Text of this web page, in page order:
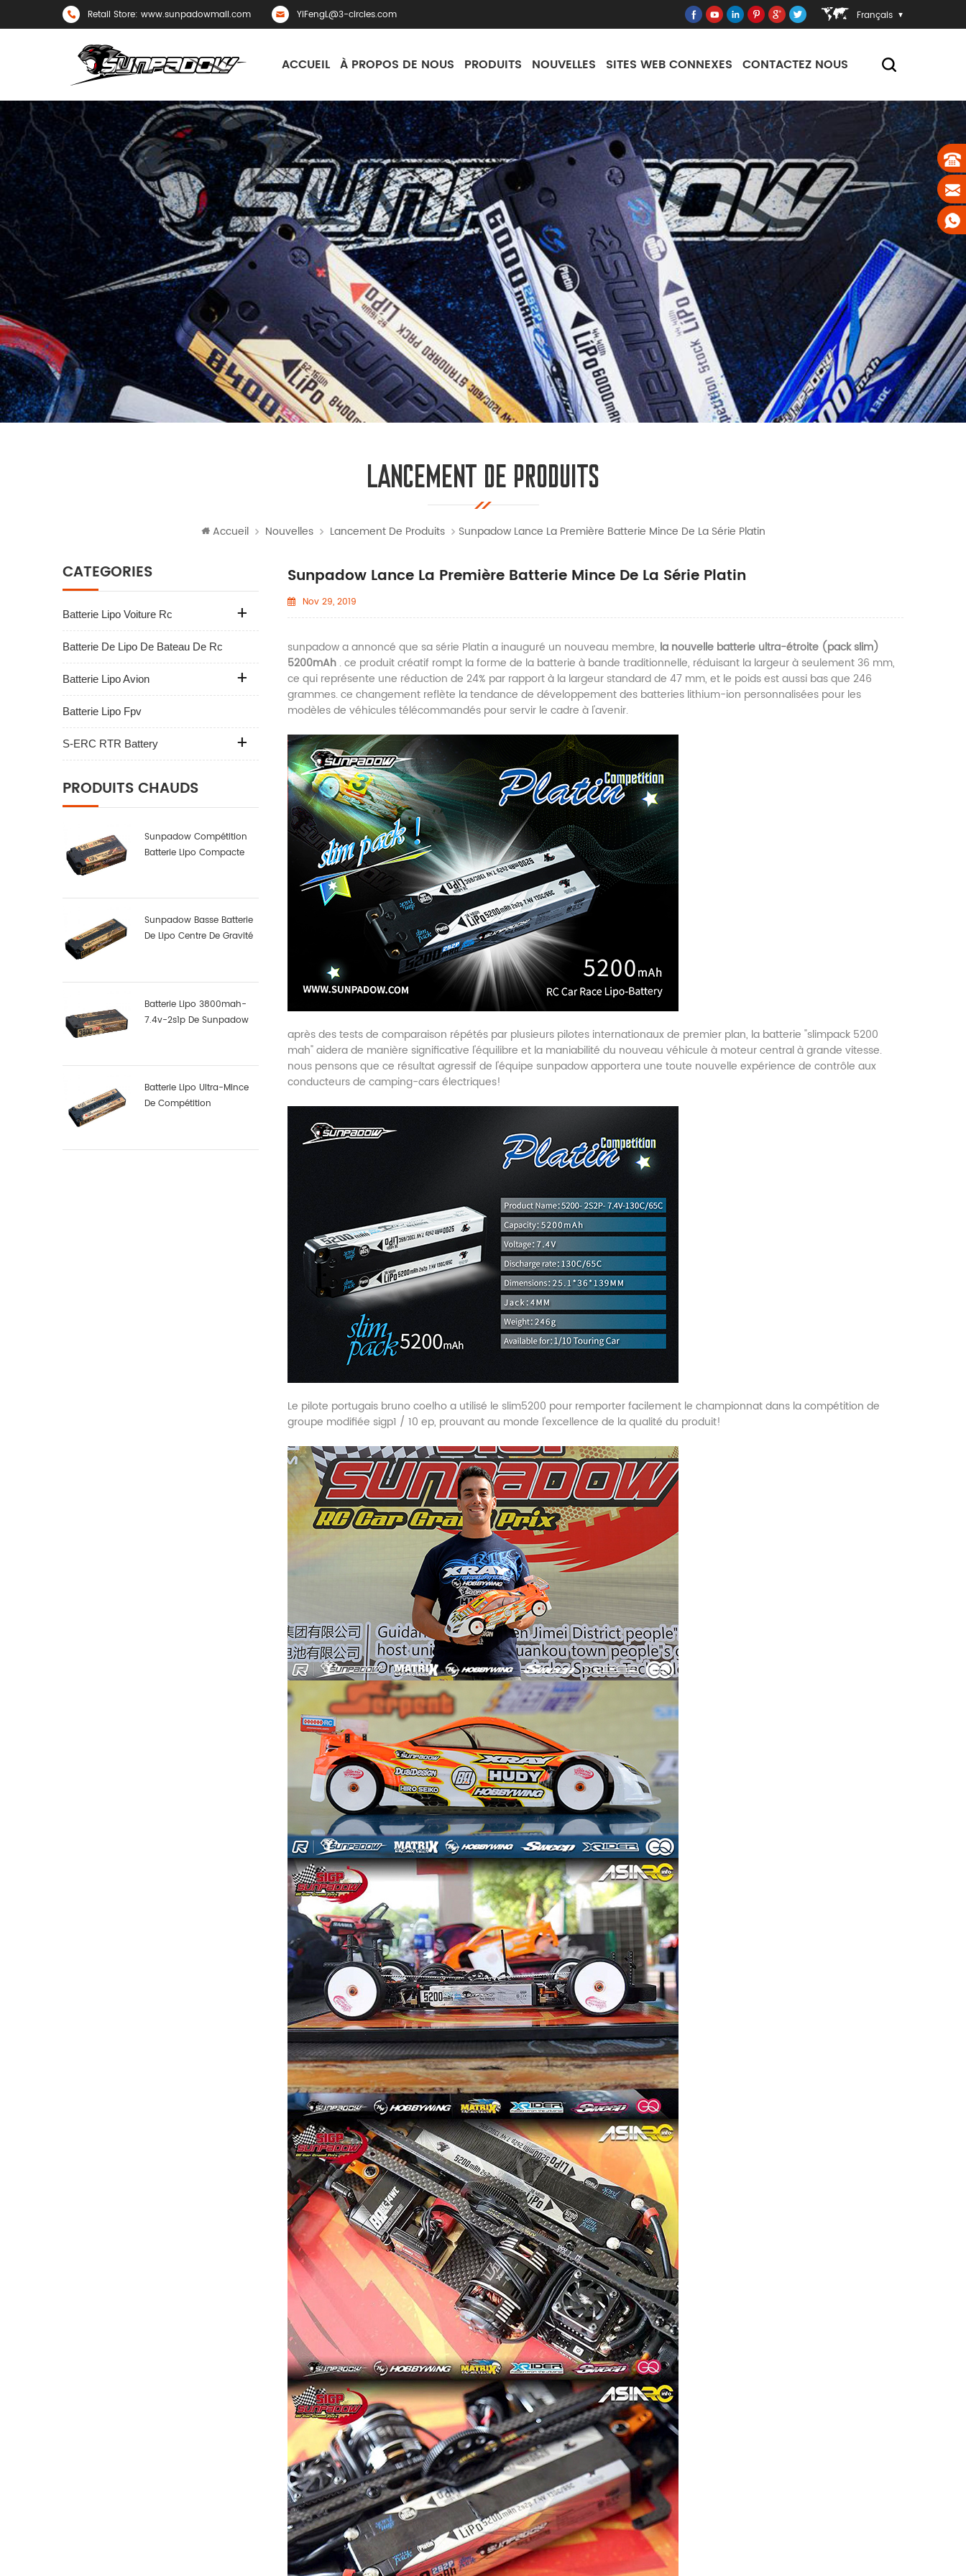
Retail Store: www.sunpadowmall.com YiFengL@3-circles.com Français
ACCUEIL À PROPOS DE NOUS PRODUITS NOUVELLES SITES WEB CONNEXES CONTACTEZ NOUS
LANCEMENT DE PRODUITS
Accueil Nouvelles Lancement De Produits Sunpadow Lance La Première Batterie Mince De La Série Platin
CATÉGORIES
Batterie Lipo Voiture Rc
Batterie De Lipo De Bateau De Rc
Batterie Lipo Avion
Batterie Lipo Fpv
S-ERC RTR Battery
PRODUITS CHAUDS
Sunpadow Compétition
Batterie Lipo Compacte
Sunpadow Basse Batterie
De Lipo Centre De Gravité
Batterie Lipo 3800mah-
7.4v-2s1p De Sunpadow
Batterie Lipo Ultra-Mince
De Compétition
Sunpadow Lance La Première Batterie Mince De La Série Platin
Nov 29, 2019
sunpadow a annoncé que sa série Platin a inauguré un nouveau membre, la nouvelle batterie ultra-étroite (pack slim)
5200mAh. ce produit créatif rompt la forme de la batterie à bande traditionnelle, réduisant la largeur à seulement 36 mm,
ce qui représente une réduction de 24% par rapport à la largeur standard de 47 mm, et le poids est aussi bas que 246
grammes. ce changement reflète la tendance de développement des batteries lithium-ion personnalisées pour les
modèles de véhicules télécommandés pour servir le cadre à l'avenir.
après des tests de comparaison répétés par plusieurs pilotes internationaux de premier plan, la batterie "slimpack 5200
mah" aidera de manière significative l'équilibre et la maniabilité du nouveau véhicule à moteur central à grande vitesse.
nous pensons que ce résultat agressif de l'équipe sunpadow apportera une toute nouvelle expérience de contrôle aux
conducteurs de camping-cars électriques!
Le pilote portugais bruno coelho a utilisé le slim5200 pour remporter facilement le championnat dans la compétition de
groupe modifiée sigp1 / 10 ep, prouvant au monde l'excellence de la qualité du produit!